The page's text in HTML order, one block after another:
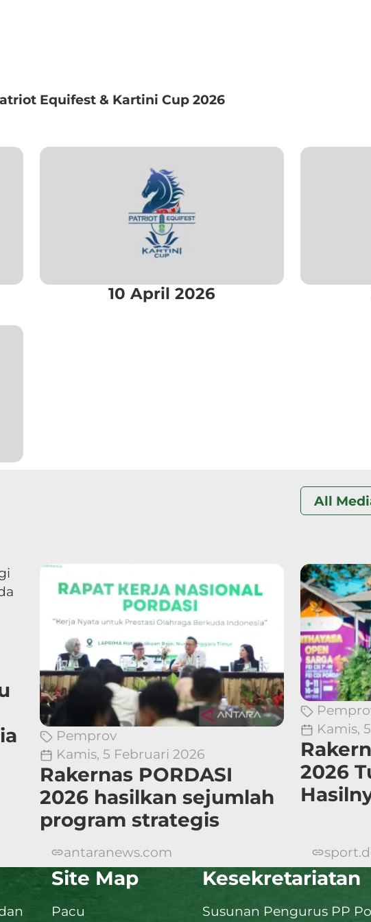
Equifest & Kartini Cup 2026
10 April 2026
All
Pemprov
Kamis, 5 Februari 2026
Rakernas PORDASI
2026 hasilkan sejumlah
program strategis
antaranews.com
Kamis,
2026
Site Map
Pacu
Kesekretariatan
Susunan Pengurus PP